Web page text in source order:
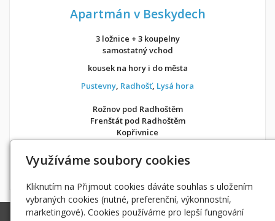
Apartmán v Beskydech
3 ložnice + 3 koupelny
samostatný vchod
kousek na hory i do města
Pustevny Radhošť, Lysá hora
Rožnov pod Radhoštěm
Frenštát pod Radhoštěm
Kopřivnice
Možnost objednání ubytování také přesAirbnb
Využíváme soubory cookies
Kliknutím na Přijmout cookies dáváte souhlas s uložením
vybraných cookies (nutné, preferenční, výkonnostní,
marketingové). Cookies používáme pro lepší fungování